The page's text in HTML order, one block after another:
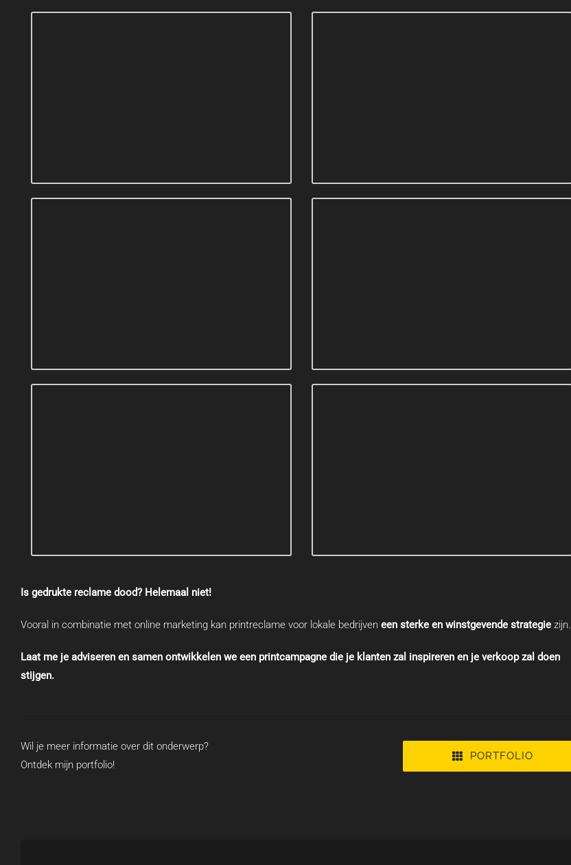
Is gedrukte reclame dood? Helemaal niet!
Vooral in combinatie met online marketing kan printreclame voor lokale bedrijven een sterke en winstgevende strategie zijn.
Laat me je adviseren en samen ontwikkelen we een printcampagne die je klanten zal inspireren en je verkoop zal doen
stijgen.
Wil je meer informatie over dit onderwerp?
Ontdek mijn portfolio!
PORTFOLIO